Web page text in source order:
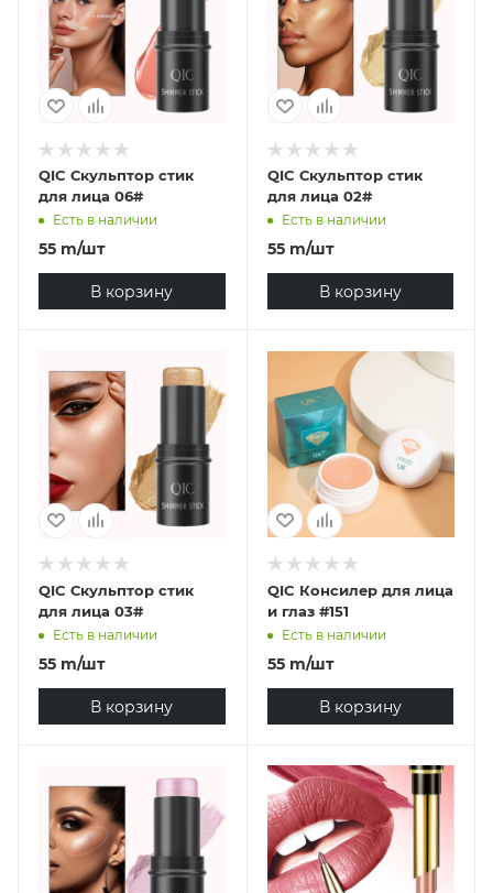
QIC Скульптор стик
для лица 06#
Есть в наличии
55 m/шт
В корзину
QIC Скульптор стик
для лица 02#
Есть в наличии
55m/шт
В корзину
QIC Скульптор стик
для лица 03#
Есть в наличии
55 m/шт
В корзину
QIC Консилер для лица
и глаз #151
Есть в наличии
55m/шт
В корзину